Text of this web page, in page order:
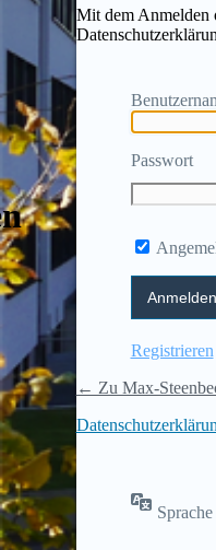
Mit dem Anmelden
Passwort
Registrieren
← Zu Max-
Sprache